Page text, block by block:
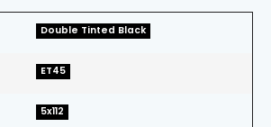
Double Tinted Black
ET45
5x112